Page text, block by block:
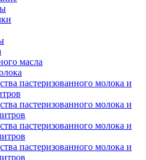
масла
пастеризованного молока и
пастеризованного молока и
пастеризованного молока и
пастеризованного молока и